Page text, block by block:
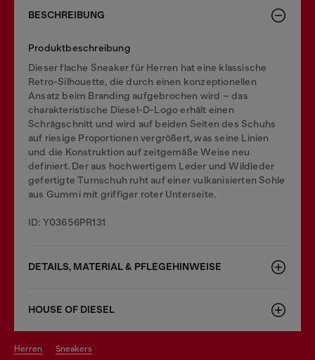
BESCHREIBUNG
Produktbeschreibung
Dieser flache Sneaker für Herren hat eine klassische
Retro-Silhouette, die durch einen konzeptionellen
Ansatz beim Branding aufgebrochen wird – das
charakteristische Diesel-D-Logo erhält einen
Schrägschnitt und wird auf beiden Seiten des Schuhs
auf riesige Proportionen vergrößert, was seine Linien
und die Konstruktion auf zeitgemäße Weise neu
definiert. Der aus hochwertigem Leder und Wildleder
gefertigte Turnschuh ruht auf einer vulkanisierten Sohle
aus Gummi mit griffiger roter Unterseite.
ID: Y03656PR131
DETAILS, MATERIAL & PFLEGEHINWEISE
HOUSE OF DIESEL
herren sneakers